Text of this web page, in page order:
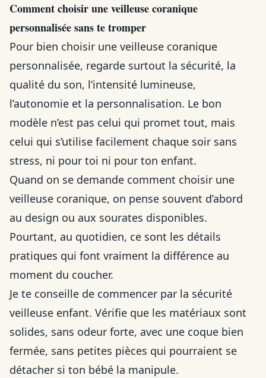
Comment choisir une veilleuse coranique
personnalisée sans te tromper
Pour bien choisir une veilleuse coranique
personnalisée, regarde surtout la sécurité, la
qualité du son, l’intensité lumineuse,
l’autonomie et la personnalisation. Le bon
modèle n’est pas celui qui promet tout, mais
celui qui s’utilise facilement chaque soir sans
stress, ni pour toi ni pour ton enfant.
Quand on se demande comment choisir une
veilleuse coranique, on pense souvent d’abord
au design ou aux sourates disponibles.
Pourtant, au quotidien, ce sont les détails
pratiques qui font vraiment la différence au
moment du coucher.
Je te conseille de commencer par la sécurité
veilleuse enfant. Vérifie que les matériaux sont
solides, sans odeur forte, avec une coque bien
fermée, sans petites pièces qui pourraient se
détacher si ton bébé la manipule.